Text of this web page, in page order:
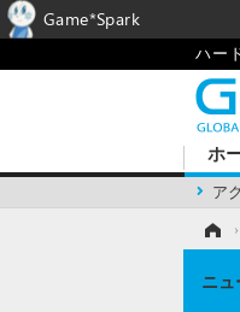
ハー
ホ
ア
›
ニュ
Game*Spark